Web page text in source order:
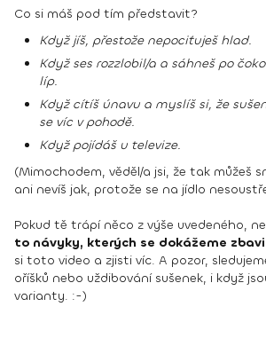
Co si máš pod tím představit?
Když jíš, přestože nepociťuješ hlad.
Když ses rozzlobil/a a sáhneš po
líp.
Když cítíš únavu a myslíš si, že
se víc v pohodě.
Když pojídáš u televize.
(Mimochodem, věděl/a jsi, že tak můžeš
ani nevíš jak, protože se na jídlo
Pokud tě trápí něco z výše uvedeného,
to návyky, kterých se dokážeme
si toto video a zjisti víc. A pozor,
oříšků nebo uždibování sušenek, i když
varianty. :-)